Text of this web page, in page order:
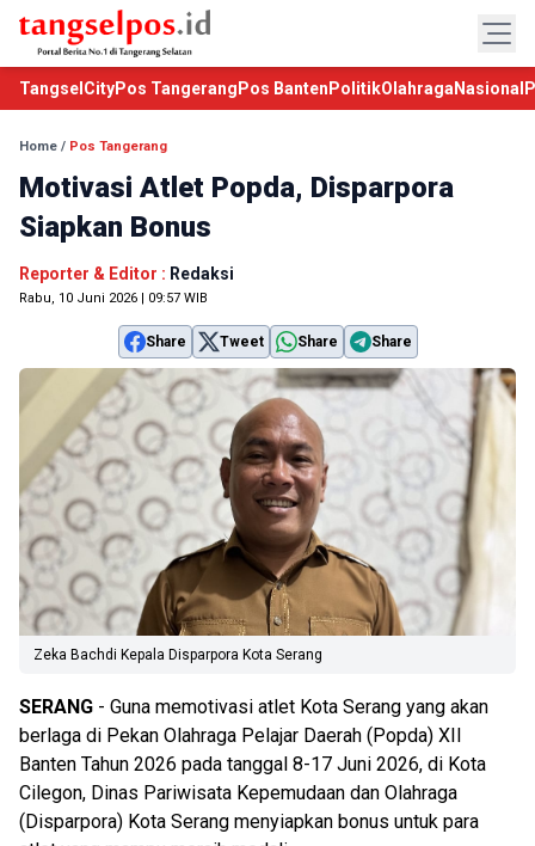
TangselCityPos Tangerang Pos Banten PolitikOlahraga Nasional
Home / Pos Tangerang
Motivasi Atlet Popda, Disparpora
Siapkan Bonus
Reporter & Editor : Redaksi
Rabu, 10 Juni 2026 | 09:57 WIB
Share Tweet Share Share
Zeka Bachdi Kepala Disparpora Kota Serang
SERANG - Guna memotivasi atlet Kota Serang yang akan
berlaga di Pekan Olahraga Pelajar Daerah (Popda) XII
Banten Tahun 2026 pada tanggal 8-17 Juni 2026, di Kota
Cilegon, Dinas Pariwisata Kepemudaan dan Olahraga
(Disparpora) Kota Serang menyiapkan bonus untuk para